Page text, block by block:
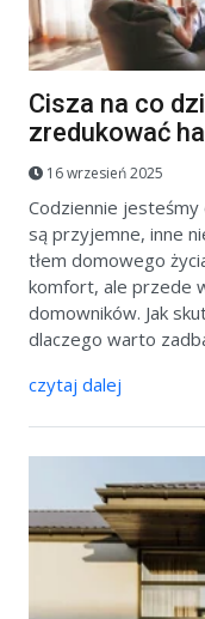
Cisza na co
zredukować
16 wrzesień 2025
Codziennie jesteśmy
są przyjemne, inne
tłem domowego
komfort, ale przede
domowników. Jak
dlaczego warto
czytaj dalej